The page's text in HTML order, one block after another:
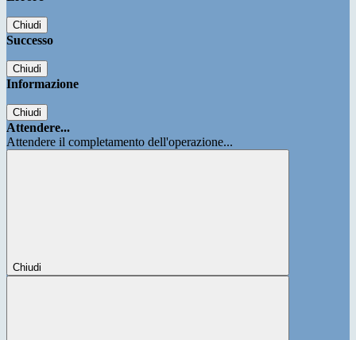
Chiudi
Successo
Chiudi
Informazione
Chiudi
Attendere...
Attendere il completamento dell'operazione...
Chiudi